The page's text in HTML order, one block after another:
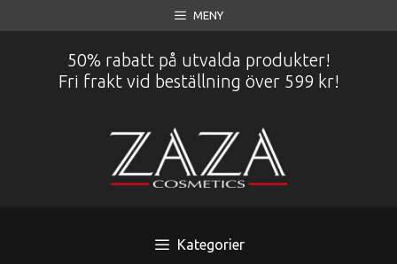
till
MENY
50% rabatt på utvalda produkter!
Fri frakt vid beställning över 599 kr!
Kategorier